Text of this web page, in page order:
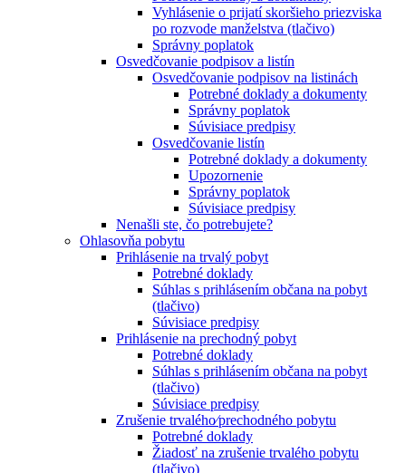
Vyhlásenie o prijatí skoršieho priezviska
po rozvode manželstva (tlačivo)
Správny poplatok
Osvedčovanie podpisov a listín
Osvedčovanie podpisov na listinách
Potrebné doklady a dokumenty
Správny poplatok
Súvisiace predpisy
Osvedčovanie listín
Potrebné doklady a dokumenty
Upozornenie
Správny poplatok
Súvisiace predpisy
Nenašli ste, čo potrebujete?
Ohlasovňa pobytu
Prihlásenie na trvalý pobyt
Potrebné doklady
Súhlas s prihlásením občana na pobyt
(tlačivo)
Súvisiace predpisy
Prihlásenie na prechodný pobyt
Potrebné doklady
Súhlas s prihlásením občana na pobyt
(tlačivo)
Súvisiace predpisy
Zrušenie trvalého⁄prechodného pobytu
Potrebné doklady
Žiadosť na zrušenie trvalého pobytu
(tlačivo)